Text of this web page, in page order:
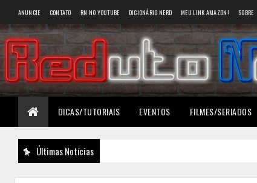
ANUNCIE CONTATO RN NO YOUTUBE DICIONÁRIO NERD MEU LINK AMAZON! SOBRE
DICAS/TUTORIAIS EVENTOS FILMES/SERIADOS
Últimas Notícias